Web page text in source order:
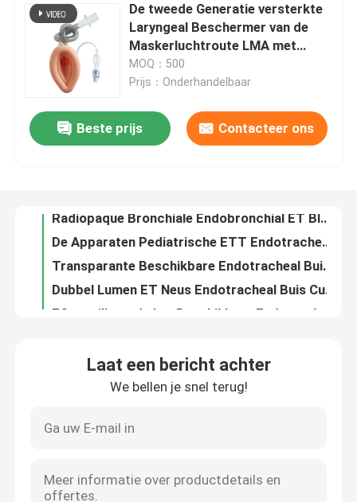
Thuis
Producten
VR-show
Fabrieksreis
Kwaliteitscontrole
Vraag een offerte aan
De tweede Generatie versterkte
Laryngeal Beschermer van de
Maskerluchtroute LMA met
ProefBalloon
MOQ：500
Prijs：Onderhandelbaar
Beste prijs Contacteer ons
7.0FR Atraumatic Endotracheal Bronchiale Blocker Buistype P EO Sterilisatie
Dubbel Lumen ET Neus Endotracheal Buis Cuffed of Uncuffed
DEHP Vrije Pediatrische Endotracheal de Buisuitrusting van Uncuffed Et van de Buis
Laat een bericht achter
We bellen je snel terug!